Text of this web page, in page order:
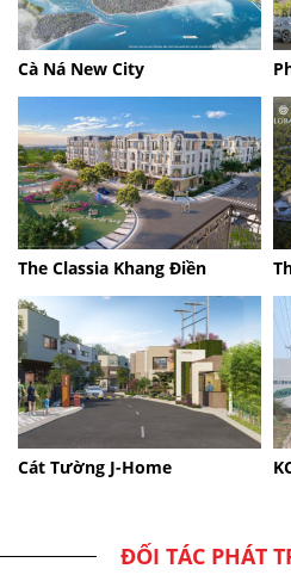
Cà Ná New City
The Classia Khang Điền
Cát Tường J-Home
ĐỐI TÁC PHÁT